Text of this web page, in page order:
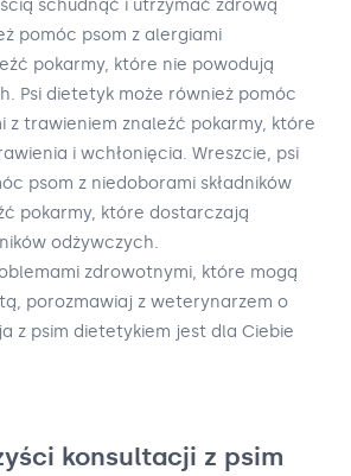
schudnąć i utrzymać zdrową
pomóc psom z alergiami
pokarmy, które nie powodują
Psi dietetyk może również pomóc
z trawieniem znaleźć pokarmy, które
i wchłonięcia. Wreszcie, psi
psom z niedoborami składników
pokarmy, które dostarczają
odżywczych.
zdrowotnymi, które mogą
porozmawiaj z weterynarzem o
z psim dietetykiem jest dla Ciebie
konsultacji z psim